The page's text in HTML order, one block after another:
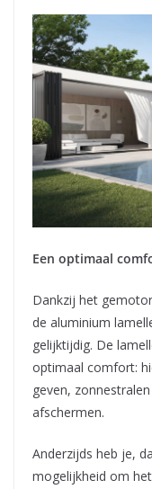
Een optimaal
Dankzij het
de aluminium
gelijktijdig. De
optimaal comfort:
geven,
afschermen.
Anderzijds heb je,
mogelijkheid om